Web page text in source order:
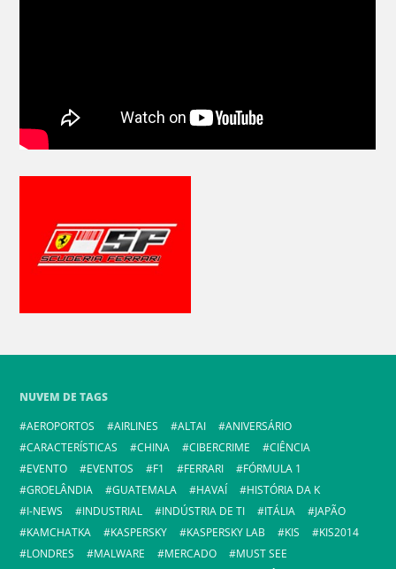
NUVEM DE TAGS
AEROPORTOS
AIRLINES ALTAI
ANIVERSÁRIO
CARACTERÍSTICAS
CHINA CIBERCRIME
CIÊNCIA
EVENTO
EVENTOS F1 FERRARI
FÓRMULA 1
GROELÂNDIA
GUATEMALA HAVAÍ
HISTÓRIA DA K
I-NEWS
INDUSTRIAL INDÚSTRIA DE TI ITÁLIA
JAPÃO
KAMCHATKA
KASPERSKY KASPERSKY LAB KIS
KIS2014
LONDRES
MALWARE MERCADO
MUST SEE